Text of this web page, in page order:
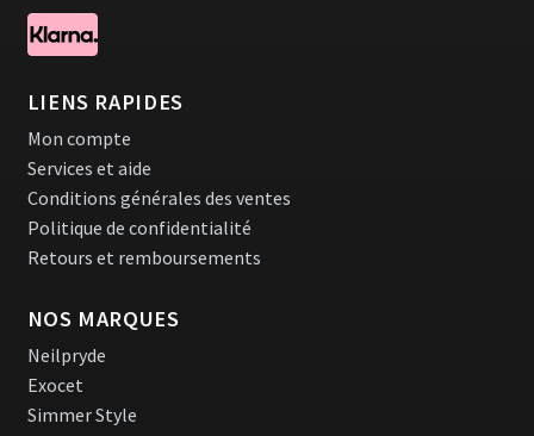
LIENS RAPIDES
Mon compte
Services et aide
Conditions générales des ventes
Politique de confidentialité
Retours et remboursements
NOS MARQUES
Neilpryde
Exocet
Simmer Style